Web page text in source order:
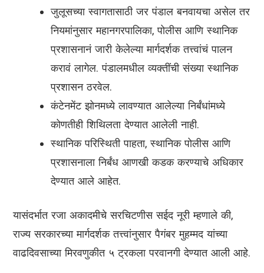
जुलूसच्या स्वागतासाठी जर पंडाल बनवायचा असेल तर
नियमांनुसार महानगरपालिका, पोलीस आणि स्थानिक
प्रशासनानं जारी केलेल्या मार्गदर्शक तत्त्वांचं पालन
करावं लागेल. पंडालमधील व्यक्तींची संख्या स्थानिक
प्रशासन ठरवेल.
कंटेनमेंट झोनमध्ये लावण्यात आलेल्या निर्बंधांमध्ये
कोणतीही शिथिलता देण्यात आलेली नाही.
स्थानिक परिस्थिती पाहता, स्थानिक पोलीस आणि
प्रशासनाला निर्बंध आणखी कडक करण्याचे अधिकार
देण्यात आले आहेत.
यासंदर्भात रजा अकादमीचे सरचिटणीस सईद नूरी म्हणाले की,
राज्य सरकारच्या मार्गदर्शक तत्त्वांनुसार पैगंबर मुहम्मद यांच्या
वाढदिवसाच्या मिरवणुकीत ५ ट्रकला परवानगी देण्यात आली आहे.